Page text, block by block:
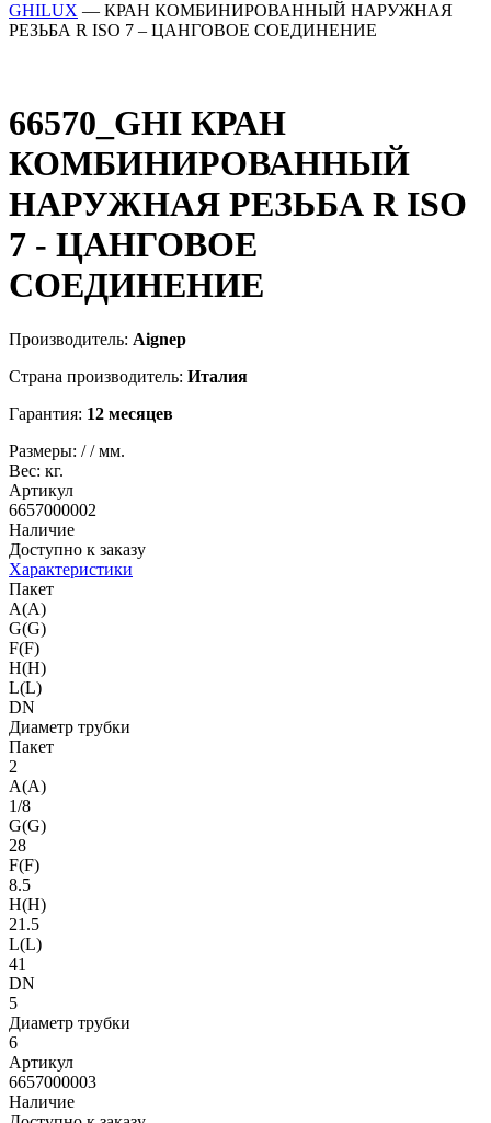
GHILUX — КРАН КОМБИНИРОВАННЫЙ НАРУЖНАЯ
РЕЗЬБА R ISO 7 – ЦАНГОВОЕ СОЕДИНЕНИЕ
66570_GHI КРАН
КОМБИНИРОВАННЫЙ
НАРУЖНАЯ РЕЗЬБА R ISO
7 - ЦАНГОВОЕ
СОЕДИНЕНИЕ
Производитель: Aignep
Страна производитель: Италия
Гарантия: 12 месяцев
Размеры: //мм.
Вес: кг.
Артикул
6657000002
Наличие
Доступно к заказу
Характеристики
Пакет
A(A)
G(G)
F(F)
H(H)
L(L)
DN
Диаметр трубки
Пакет
2
A(A)
1/8
G(G)
28
F(F)
8.5
H(H)
21.5
L(L)
41
DN
5
Диаметр трубки
6
Артикул
6657000003
Наличие